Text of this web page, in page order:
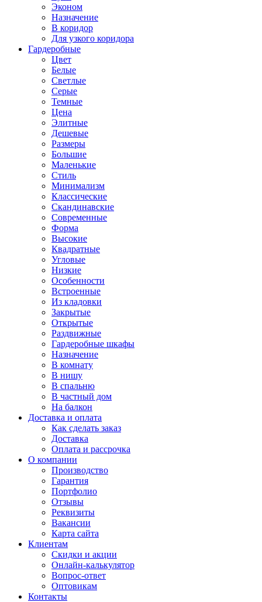
Эконом
Назначение
В коридор
Для узкого коридора
Гардеробные
Цвет
Белые
Светлые
Серые
Темные
Цена
Элитные
Дешевые
Размеры
Большие
Маленькие
Стиль
Минимализм
Классические
Скандинавские
Современные
Форма
Высокие
Квадратные
Угловые
Низкие
Особенности
Встроенные
Из кладовки
Закрытые
Открытые
Раздвижные
Гардеробные шкафы
Назначение
В комнату
В нишу
В спальню
В частный дом
На балкон
Доставка и оплата
Как сделать заказ
Доставка
Оплата и рассрочка
О компании
Производство
Гарантия
Портфолио
Отзывы
Реквизиты
Вакансии
Карта сайта
Клиентам
Скидки и акции
Онлайн-калькулятор
Вопрос-ответ
Оптовикам
Контакты